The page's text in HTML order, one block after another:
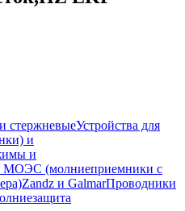
стержневыеУстройства для
и
и
МОЭС (молниеприемники с
Zandz и GalmarПроводники